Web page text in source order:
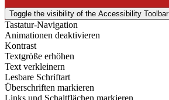
Toggle the visibility of the Accessibility Toolbar
Tastatur-Navigation
Animationen deaktivieren
Kontrast
Textgröße erhöhen
Text verkleinern
Lesbare Schriftart
Überschriften markieren
Links und Schaltflächen markieren